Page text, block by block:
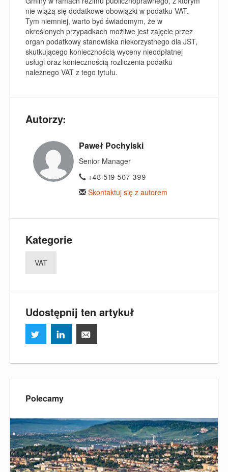
nie wiążą się dodatkowe obowiązki w podatku VAT.
Tym niemniej, warto być świadomym, że w
określonych przypadkach możliwe jest zajęcie przez
organ podatkowy stanowiska niekorzystnego dla JST,
skutkującego koniecznością wyceny nieodpłatnej
usługi oraz koniecznością rozliczenia podatku
należnego VAT z tego tytułu.
Autorzy:
Paweł Pochylski
Senior Manager
+48 519 507 399
Skontaktuj się z autorem
Kategorie
VAT
Udostępnij ten artykuł
Polecamy